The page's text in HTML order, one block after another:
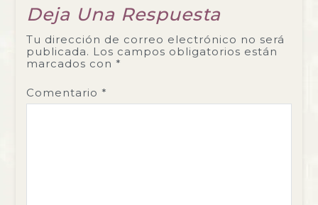
Deja Una Respuesta
Tu dirección de correo electrónico no será
publicada. Los campos obligatorios están
marcados con *
Comentario *